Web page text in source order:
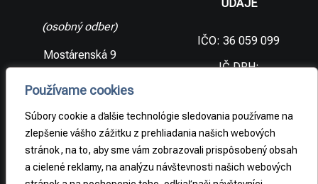
Používame cookies
Súbory cookie a ďalšie technológie sledovania používame na
zlepšenie vášho zážitku z prehliadania našich webových
stránok, na to, aby sme vám zobrazovali prispôsobený obsah
a cielené reklamy, na analýzu návštevnosti našich webových
(osobný odber)
Mostárenská 9
republika
ÚDAJE
IČO: 36 059 099
IČ DPH:
2021733065
PRÁVNE
INFORMÁCIE